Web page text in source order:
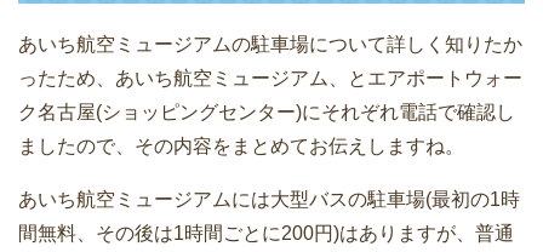
あいち航空ミュージアムの駐車場について詳しく知りたか
ったため、あいち航空ミュージアム、とエアポートウォー
ク名古屋(ショッピングセンター)にそれぞれ電話で確認し
ましたので、その内容をまとめてお伝えしますね。
あいち航空ミュージアムには大型バスの駐車場(最初の1時
間無料、その後は1時間ごとに200円)はありますが、普通